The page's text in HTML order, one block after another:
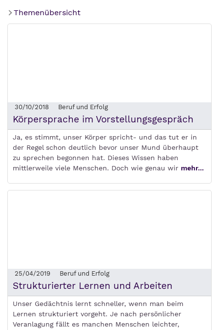
Themenübersicht
30/10/2018 Beruf und Erfolg
Körpersprache im Vorstellungsgespräch
Ja, es stimmt, unser Körper spricht- und das tut er in
der Regel schon deutlich bevor unser Mund überhaupt
zu sprechen begonnen hat. Dieses Wissen haben
mittlerweile viele Menschen. Doch wie genau wir mehr...
25/04/2019 Beruf und Erfolg
Strukturierter Lernen und Arbeiten
Unser Gedächtnis lernt schneller, wenn man beim
Lernen strukturiert vorgeht. Je nach persönlicher
Veranlagung fällt es manchen Menschen leichter,